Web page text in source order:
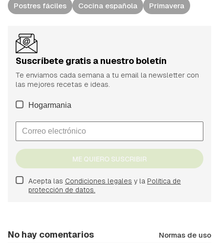
Postres fáciles
Cocina española Primavera
Suscríbete gratis a nuestro boletín
Te enviamos cada semana a tu email la newsletter con
las mejores recetas e ideas.
Hogarmania
ME QUIERO SUSCRIBIR
Acepta las Condiciones legales y la Política de
protección de datos.
No hay comentarios Normas de uso